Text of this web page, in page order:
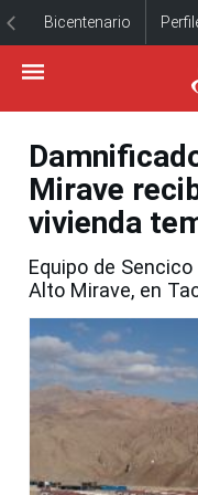
Bicentenario
Mirave
vivienda
Equipo de
Alto Mirave, en